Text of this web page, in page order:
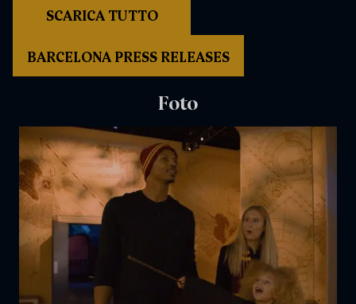
SCARICA TUTTO
BARCELONA PRESS RELEASES
Foto